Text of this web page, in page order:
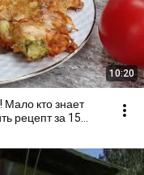
10:20
Мало кто знает
рецепт за 15